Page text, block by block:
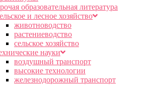
образовательная литература
и лесное хозяйство
животноводство
растениеводство
сельское хозяйство
науки
воздушный транспорт
высокие технологии
железнодорожный транспорт